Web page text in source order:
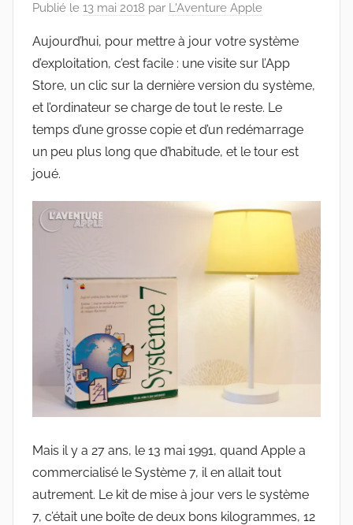
Apple
Publié le 13 mai 2018 par L'Aventure Apple
Aujourd’hui, pour mettre à jour votre système
d’exploitation, c’est facile : une visite sur l’App
Store, un clic sur la dernière version du système,
et l’ordinateur se charge de tout le reste. Le
temps d’une grosse copie et d’un redémarrage
un peu plus long que d’habitude, et le tour est
joué.
Mais il y a 27 ans, le 13 mai 1991, quand Apple a
commercialisé le Système 7, il en allait tout
autrement. Le kit de mise à jour vers le système
7, c’était une boîte de deux bons kilogrammes, 12